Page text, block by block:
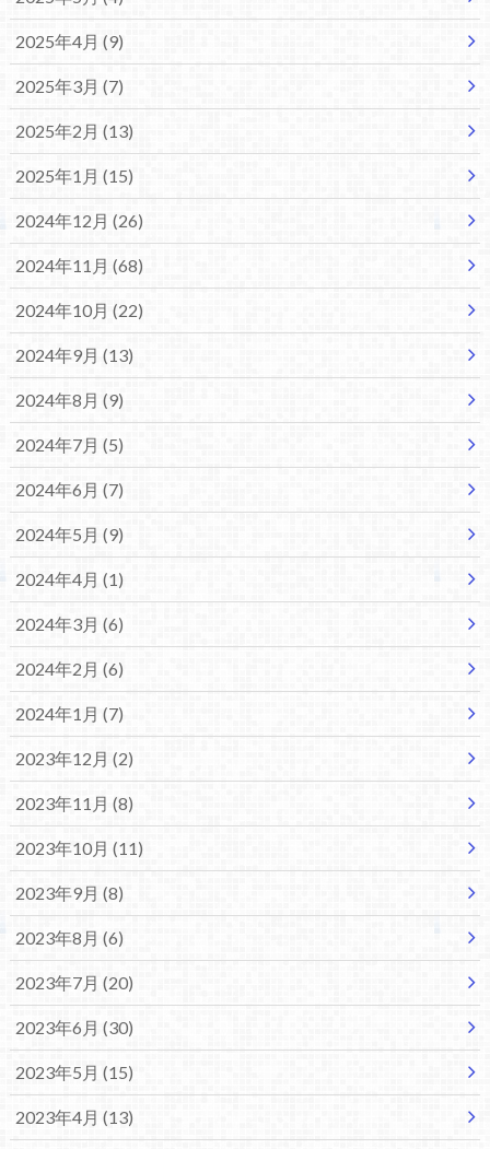
2025年4月 (9)
2025年3月 (7)
2025年2月 (13)
2025年1月 (15)
2024年12月 (26)
2024年11月 (68)
2024年10月 (22)
2024年9月 (13)
2024年8月 (9)
2024年7月 (5)
2024年6月 (7)
2024年5月 (9)
2024年4月 (1)
2024年3月 (6)
2024年2月 (6)
2024年1月 (7)
2023年12月 (2)
2023年11月 (8)
2023年10月 (11)
2023年9月 (8)
2023年8月 (6)
2023年7月 (20)
2023年6月 (30)
2023年5月 (15)
2023年4月 (13)